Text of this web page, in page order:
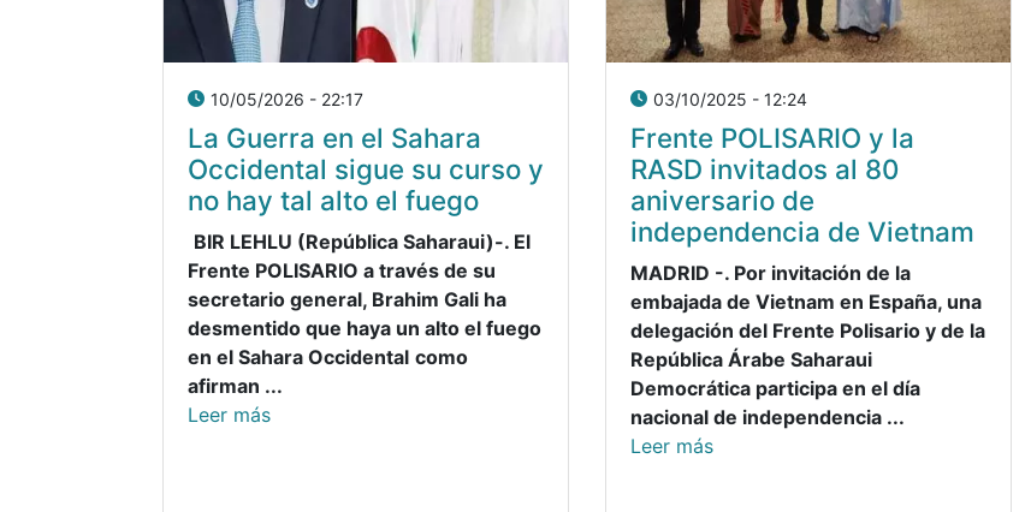
10/05/2026 - 22:17
La Guerra en el Sahara
Occidental sigue su curso y
no hay tal alto el fuego
BIR LEHLU (República Saharaui)-. El
Frente POLISARIO a través de su
secretario general, Brahim Gali ha
desmentido que haya un alto el fuego
en el Sahara Occidental como
afirman ...
Leer más
03/10/2025 - 12:24
Frente POLISARIO y la
RASD invitados al 80
aniversario de
independencia de Vietnam
MADRID -. Por invitación de la
embajada de Vietnam en España, una
delegación del Frente Polisario y de la
República Árabe Saharaui
Democrática participa en el día
nacional de independencia ...
Leer más